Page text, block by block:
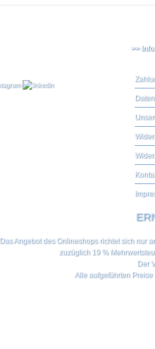
>>
Das Angebot des Onlineshops richtet sich nur
zuzüglich 19 %
Der
Alle aufgeführten